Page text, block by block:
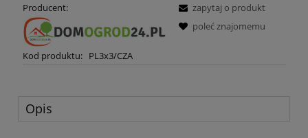
Producent:
Kod produktu: PL3x3/CZA
zapytaj o produkt
poleć znajomemu
Opis